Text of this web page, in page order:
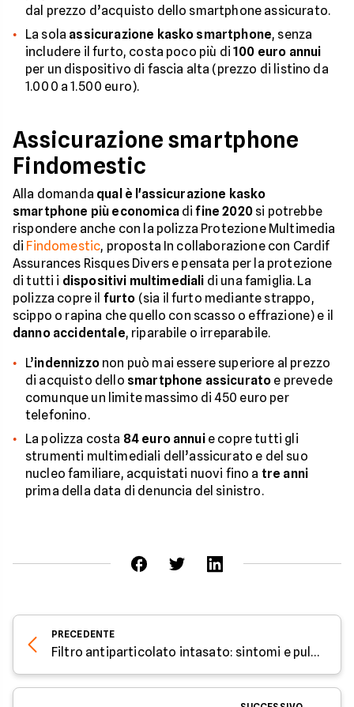
dal prezzo d’acquisto dello smartphone assicurato.
La sola assicurazione kasko smartphone, senza
includere il furto, costa poco più di100 euro annui
per un dispositivo di fascia alta (prezzo di listino da
1.000 a 1.500 euro).
Assicurazione smartphone
Findomestic
Alla domanda qual è l'assicurazione kasko
smartphone più economicadifine 2020si potrebbe
rispondere anche con la polizza Protezione Multimedia
di Findomestic, proposta In collaborazione con Cardif
Assurances Risques Divers e pensata per la protezione
di tutti i dispositivi multimediali di una famiglia. La
polizza copre il furto (sia il furto mediante strappo,
scippo o rapina che quello con scasso o effrazione) e il
danno accidentale, riparabile o irreparabile.
L’indennizzonon può mai essere superiore al prezzo
di acquisto dello smartphone assicurato e prevede
comunque un limite massimo di 450 euro per
telefonino.
La polizza costa 84 euro annuie copre tutti gli
strumenti multimediali dell’assicurato e del suo
nucleo familiare, acquistati nuovi fino a tre anni
prima della data di denuncia del sinistro.
PRECEDENTE
Filtro antiparticolato intasato: sintomi e pulizia